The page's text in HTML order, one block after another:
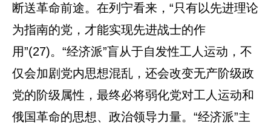
断送革命前途。在列宁看来，“只有以先进理论
为指南的党，才能实现先进战士的作
用”(27)。“经济派”盲从于自发性工人运动，不
仅会加剧党内思想混乱，还会改变无产阶级政
党的阶级属性，最终必将弱化党对工人运动和
俄国革命的思想、政治领导力量。“经济派”主